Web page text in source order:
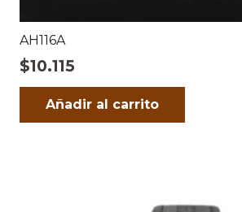
AH116A
$10.115
Añadir al carrito